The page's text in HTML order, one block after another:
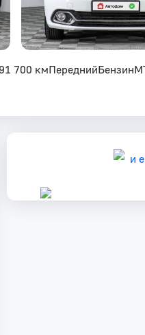
91 700 кмПереднийБензин
и